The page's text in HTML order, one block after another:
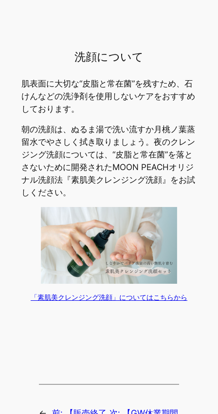
洗顔について
肌表面に大切な“皮脂と常在菌”を残すため、石
けんなどの洗浄剤を使用しないケアをおすすめ
しております。
朝の洗顔は、ぬるま湯で洗い流すか月桃ノ葉蒸
留水でやさしく拭き取りましょう。夜のクレン
ジング洗顔については、“皮脂と常在菌”を落と
さないために開発されたMOON PEACHオリジ
ナル洗顔法『素肌美クレンジング洗顔』をお試
しください。
「素肌美クレンジング洗顔」についてはこちらから